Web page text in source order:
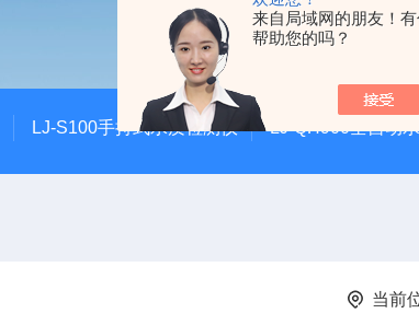
来自局域网的朋友！
帮助您的吗？
LJ-S100手持式水质检测仪 LJ-QH900全自动
当前